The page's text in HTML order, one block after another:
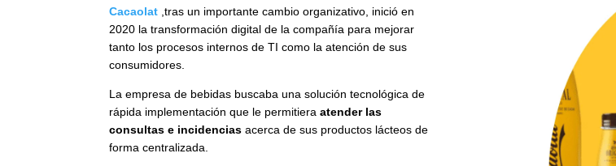
Cacaolat ,tras un importante cambio organizativo, inició en
2020 la transformación digital de la compañía para mejorar
tanto los procesos internos de TI como la atención de sus
consumidores.
La empresa de bebidas buscaba una solución tecnológica de
rápida implementación que le permitieraatender las
consultas e incidencias acerca de sus productos lácteos de
forma centralizada.